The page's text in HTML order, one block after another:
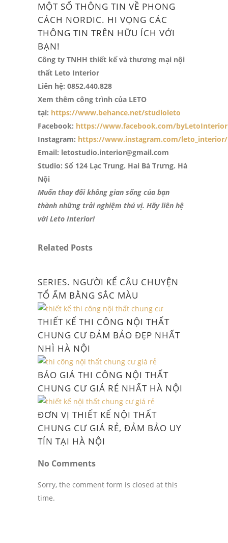
MỘT SỐ THÔNG TIN VỀ PHONG
CÁCH NORDIC. HI VỌNG CÁC
THÔNG TIN TRÊN HỮU ÍCH VỚI
BẠN!
Công ty TNHH thiết kế và thương mại nội
thất Leto Interior
Liên hệ: 0852.440.828
Xem thêm công trình của LETO
tại: https://www.behance.net/studioleto
Facebook: https://www.facebook.com/byLetoInterior
Instagram: https://www.instagram.com/leto_interior/
Email: letostudio.interior@gmail.com
Studio: Số 124 Lạc Trung. Hai Bà Trưng. Hà
Nội
Muốn thay đổi không gian sống của bạn
thành những trải nghiệm thú vị. Hãy liên hệ
với Leto Interior!
Related Posts
SERIES. NGƯỜI KỂ CÂU CHUYỆN
TỔ ẤM BẰNG SẮC MÀU
THIẾT KẾ THI CÔNG NỘI THẤT
CHUNG CƯ ĐẢM BẢO ĐẸP NHẤT
NHÌ HÀ NỘI
BÁO GIÁ THI CÔNG NỘI THẤT
CHUNG CƯ GIÁ RẺ NHẤT HÀ NỘI
ĐƠN VỊ THIẾT KẾ NỘI THẤT
CHUNG CƯ GIÁ RẺ, ĐẢM BẢO UY
TÍN TẠI HÀ NỘI
No Comments
Sorry, the comment form is closed at this
time.